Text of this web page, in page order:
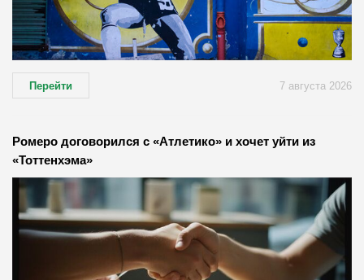
Перейти 7 августа 2026
Ромеро договорился с «Атлетико» и хочет уйти из
«Тоттенхэма»